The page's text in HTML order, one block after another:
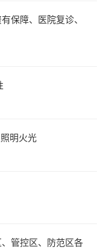
保障、医院复诊、
明火光
管控区、防范区各